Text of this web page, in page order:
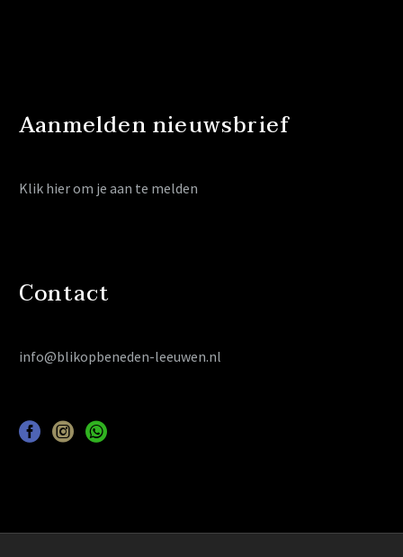
Aanmelden nieuwsbrief
Klik hierom je aan te melden
Contact
info@blikopbeneden-leeuwen.nl